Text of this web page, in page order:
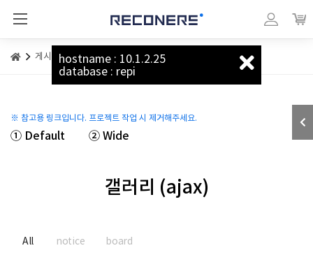
게시판 갤러리 (ajax)
※ 참고용 링크입니다. 프로젝트 작업 시 제거해주세요.
① Default ② Wide
갤러리 (ajax)
All notice board
hostname : 10.1.2.25
database : repi